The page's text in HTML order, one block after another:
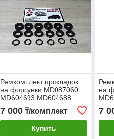
Ремкомплект прокладок
на форсунки MD087060
MD604693 MD604688
Митсубиши митсубиси
mitsubishi монтеро спорт
7 000₸/комплект
Купить
на
7